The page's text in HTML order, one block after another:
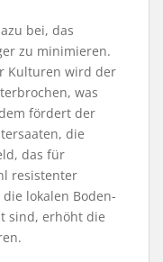
bei, das
zu minimieren.
Kulturen wird der
was
fördert der
die
das für
resistenter
lokalen Boden-
sind, erhöht die